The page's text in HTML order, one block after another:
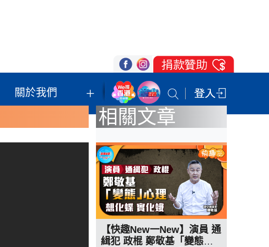
關於我們 我們的立場 登記支持 聯絡我們
相關文章
【快趣New一New】演員 通
緝犯 政棍 鄭敬基「變態」